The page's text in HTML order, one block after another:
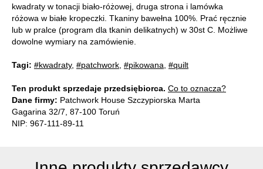
kwadraty w tonacji biało-różowej, druga strona i lamówka
różowa w białe kropeczki. Tkaniny bawełna 100%. Prać ręcznie
lub w pralce (program dla tkanin delikatnych) w 30st C. Możliwe
dowolne wymiary na zamówienie.
Tagi: #kwadraty, #patchwork #pikowana #quilt
Ten produkt sprzedaje przedsiębiorca. Co to oznacza?
Dane firmy: Patchwork House Szczypiorska Marta
Gagarina 32/7, 87-100 Toruń
NIP: 967-111-89-11